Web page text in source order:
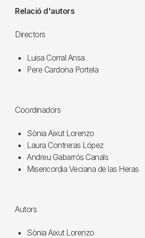
Relació d'autors
Directors
Luisa Corral Ansa
Pere Cardona Portela
Coordinadors
Sònia Aixut Lorenzo
Laura Contreras López
Andreu Gabarrós Canals
Misericordia Veciana de las Heras
Autors
Sònia Aixut Lorenzo